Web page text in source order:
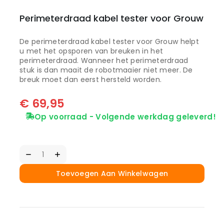
Perimeterdraad kabel tester voor Grouw
De perimeterdraad kabel tester voor Grouw helpt
u met het opsporen van breuken in het
perimeterdraad. Wanneer het perimeterdraad
stuk is dan maait de robotmaaier niet meer. De
breuk moet dan eerst hersteld worden.
€ 69,95
Op voorraad - Volgende werkdag geleverd!
Toevoegen Aan Winkelwagen